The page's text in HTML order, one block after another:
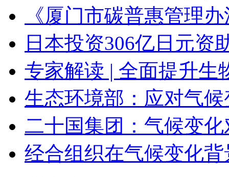
《厦门市碳普惠管理
日本投资306亿日元资
专家解读 | 全面提升生
生态环境部：应对气
二十国集团：气候变
经合组织在气候变化